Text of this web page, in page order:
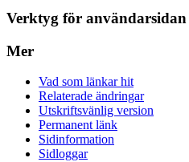
Verktyg för användarsidan
Mer
Vad som länkar hit
Relaterade ändringar
Utskriftsvänlig version
Permanent länk
Sidinformation
Sidloggar